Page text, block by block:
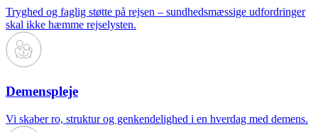
Tryghed og faglig støtte på rejsen – sundhedsmæssige udfordringer
skal ikke hæmme rejselysten.
Demenspleje
Vi skaber ro, struktur og genkendelighed i en hverdag med demens.